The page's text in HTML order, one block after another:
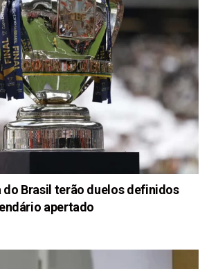
do Brasil terão duelos definidos
apertado